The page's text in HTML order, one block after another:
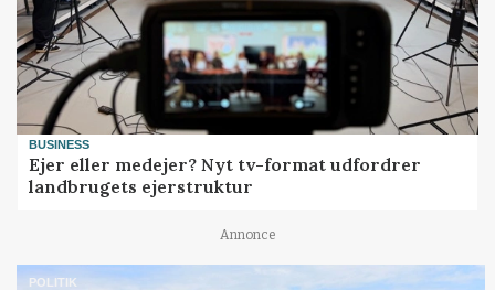
BUSINESS
Ejer eller medejer? Nyt tv-format udfordrer
landbrugets ejerstruktur
Annonce
POLITIK